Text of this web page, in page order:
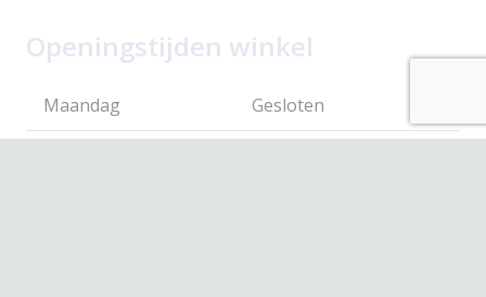
Openingstijden winkel
Maandag Gesloten